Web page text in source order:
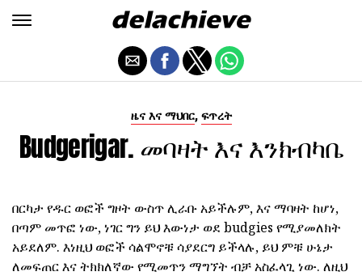
ዜና እና ማህበር, ፍጥረት
Budgerigar. መባዛት እና እንክብካቤ
በርካታ የዱር ወፎች ግዞት ውስጥ ሊራቡ አይችሉም, እና ማባዛት ከሆነ,
በጣም መጥፎ ነው, ነገር ግን ይህ እውነታ ወደ budgies የሚያመለክት
አይደለም. እነዚህ ወፎች ሳልሞኖቹ ሳያደርግ ይችላሉ, ይህ ምቹ ሁኔታ
ለመፍጠር እና ትክክለኛው የሚመጥን ማግኘት ብቻ አስፈላጊ ነው. ለዚህ